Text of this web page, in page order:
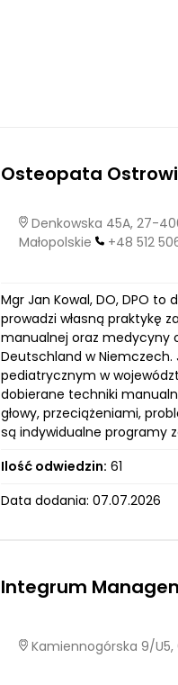
Osteopata
Denkowska 45A, 27-
Małopolskie
+48 512
Mgr Jan Kowal, DO, DPO to
prowadzi własną praktykę
manualnej oraz medycyny
Deutschland w
pediatrycznym w
dobierane techniki
głowy, przeciążeniami,
są indywidualne programy
Ilość odwiedzin: 61
Data dodania: 07.07.2026
Integrum
Kamiennogórska 9/U5,